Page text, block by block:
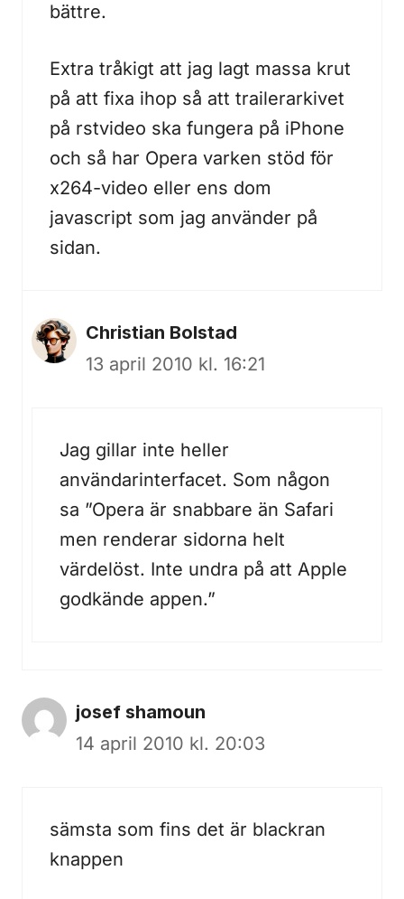
bättre.
Extra tråkigt att jag lagt massa krut
på att fixa ihop så att trailerarkivet
på rstvideo ska fungera på iPhone
och så har Opera varken stöd för
x264-video eller ens dom
javascript som jag använder på
sidan.
Christian Bolstad
13 april 2010 kl. 16:21
Jag gillar inte heller
användarinterfacet. Som någon
sa ”Opera är snabbare än Safari
men renderar sidorna helt
värdelöst. Inte undra på att Apple
godkände appen.”
josef shamoun
14 april 2010 kl. 20:03
sämsta som fins det är blackran
knappen